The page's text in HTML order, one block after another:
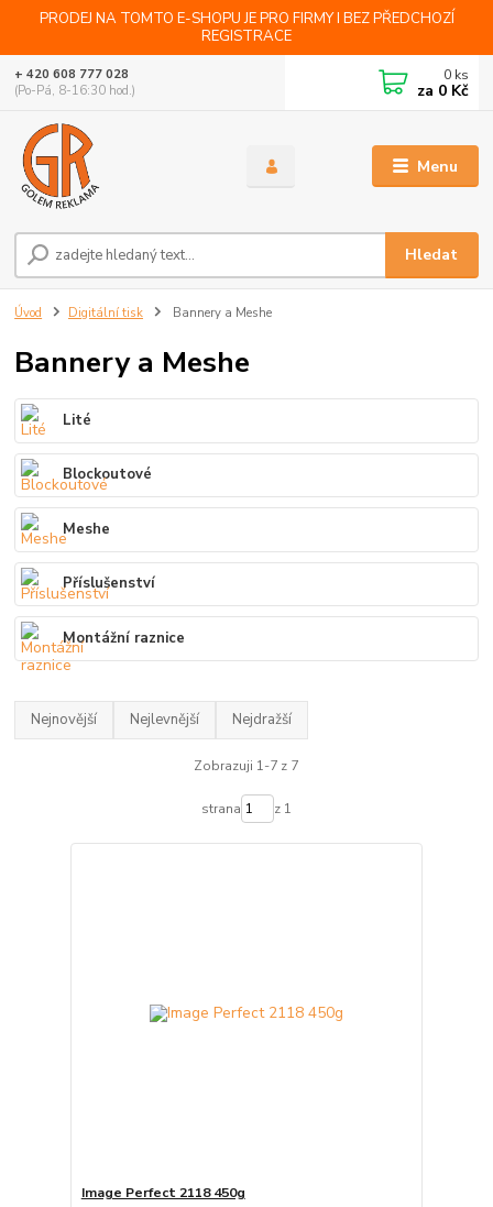
PRODEJ NA TOMTO E-SHOPU JE PRO FIRMY I BEZ PŘEDCHOZÍ
REGISTRACE
Menu
Hledat
+ 420 608 777 028
(Po-Pá, 8-16:30 hod.)
0 ks
za 0 Kč
Úvod Digitální tisk Bannery a Meshe
Bannery a Meshe
Lité
Blockoutové
Meshe
Příslušenství
Montážní raznice
Nejnovější Nejlevnější Nejdražší
Zobrazuji 1-7 z 7
strana z 1
Image Perfect 2118 450g